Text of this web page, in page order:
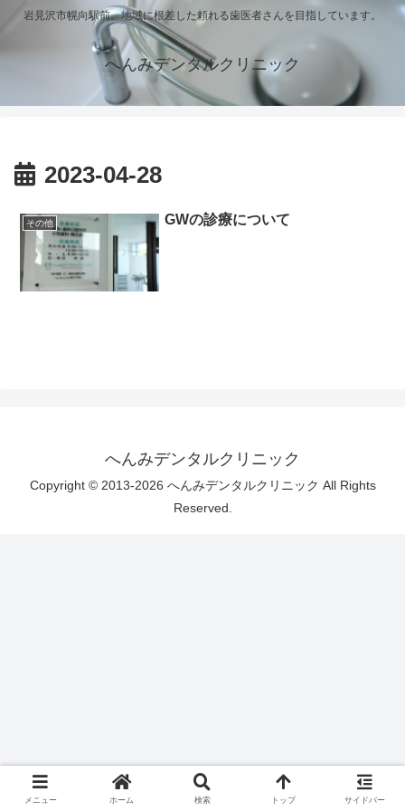
岩見沢市幌向駅前。地域に根差した頼れる歯医者さんを目指しています。
へんみデンタルクリニック
2023-04-28
その他 GWの診療について
へんみデンタルクリニック
Copyright © 2013-2026 へんみデンタルクリニック All Rights
Reserved.
メニュー ホーム 検索 トップ サイドバー